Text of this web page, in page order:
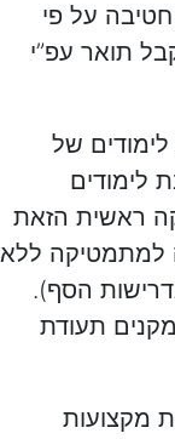
על פי
תואר עפ”י
של
לימודים
ראשית הזאת
למתמטיקה ללא
הסף).
תעודת
מקצועות